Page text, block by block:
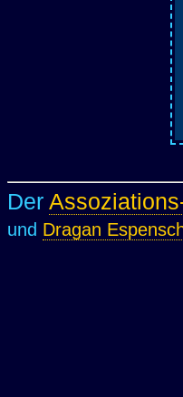
Der
und Dragan